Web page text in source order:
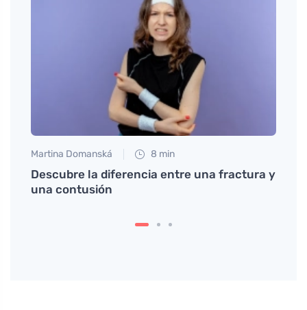
Martina Domanská 8 min
Descubre la diferencia entre una fractura y
una contusión